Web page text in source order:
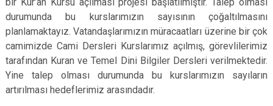
durumunda bu kurslarımızın sayısının çoğaltılmasını
planlamaktayız. Vatandaşlarımızın müracaatları üzerine bir çok
camimizde Cami Dersleri Kurslarımız açılmış, görevlilerimiz
tarafından Kuran ve Temel Dini Bilgiler Dersleri verilmektedir.
Yine talep olması durumunda bu kurslarımızın sayıların
artırılması hedeflerimiz arasındadır.